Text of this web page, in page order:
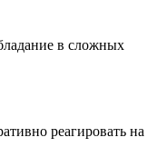
в сложных
реагировать на